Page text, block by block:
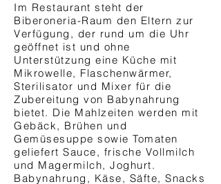
Im Restaurant steht der
Biberoneria-Raum den Eltern zur
Verfügung, der rund um die Uhr
geöffnet ist und ohne
Unterstützung eine Küche mit
Mikrowelle, Flaschenwärmer,
Sterilisator und Mixer für die
Zubereitung von Babynahrung
bietet. Die Mahlzeiten werden mit
Gebäck, Brühen und
Gemüsesuppe sowie Tomaten
geliefert Sauce, frische Vollmilch
und Magermilch, Joghurt.
Babynahrung, Käse, Säfte, Snacks